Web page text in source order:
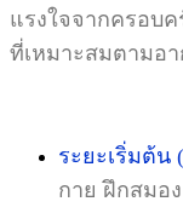
แรงใจจากครอบ
ที่เหมาะสมตามอา
ระยะเริ่มต้น
กาย ฝึกสมอ